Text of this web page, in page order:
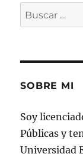
Buscar
por:
SOBRE MI
Soy
Públicas y
Universidad